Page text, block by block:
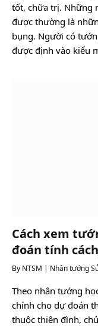
tốt, chữa trị. Những
được thường là
bụng. Người có
được định vào kiểu
Cách xem
đoán tính
By NTSM | Nhân tướng
Theo nhân tướng
chính cho dự đoán
thuộc thiên đình,